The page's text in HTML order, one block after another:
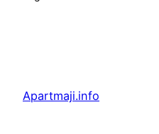
Apartmaji.info